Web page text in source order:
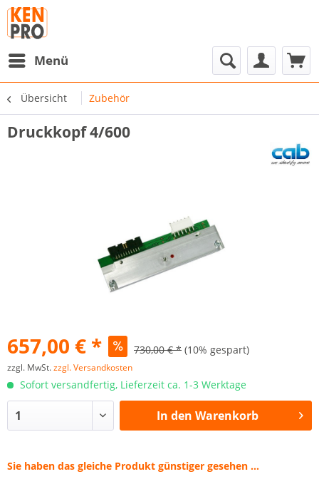
Menü
Übersicht Zubehör
Druckkopf 4/600
657,00 € * 730,00 € * (10% gespart)
zzgl. MwSt.zzgl. Versandkosten
Sofort versandfertig, Lieferzeit ca. 1-3 Werktage
In den Warenkorb
Sie haben das gleiche Produkt günstiger gesehen ...